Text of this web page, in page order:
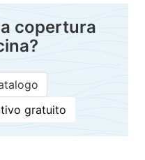
copertura
gratuito